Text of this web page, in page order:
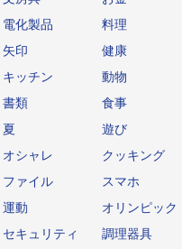
電化製品
料理
矢印
健康
キッチン
動物
書類
食事
夏
遊び
オシャレ
クッキング
ファイル
スマホ
運動
オリンピック
セキュリティ
調理器具